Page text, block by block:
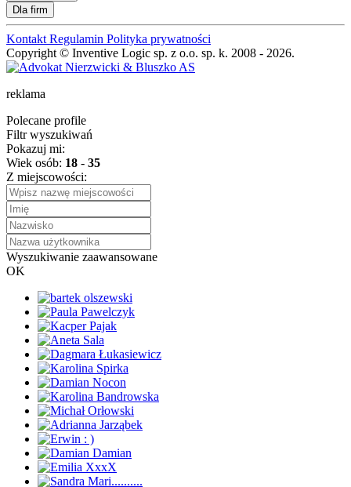
Dla firm
Kontakt Regulamin Polityka prywatności
Copyright © Inventive Logic sp. z o.o. sp. k. 2008 - 2026.
reklama
Polecane profile
Filtr wyszukiwań
Pokazuj mi:
Wiek osób: 18 - 35
Z miejscowości:
Wyszukiwanie zaawansowane
OK